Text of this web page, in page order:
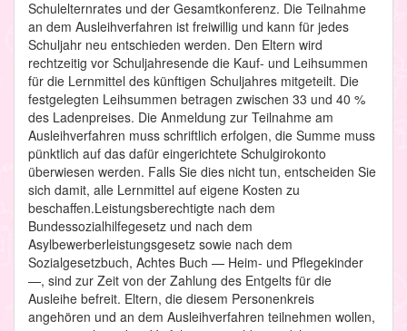
Schulelternrates und der Gesamtkonferenz. Die Teilnahme
an dem Ausleihverfahren ist freiwillig und kann für jedes
Schuljahr neu entschieden werden. Den Eltern wird
rechtzeitig vor Schuljahresende die Kauf- und Leihsummen
für die Lernmittel des künftigen Schuljahres mitgeteilt. Die
festgelegten Leihsummen betragen zwischen 33 und 40 %
des Ladenpreises. Die Anmeldung zur Teilnahme am
Ausleihverfahren muss schriftlich erfolgen, die Summe muss
pünktlich auf das dafür eingerichtete Schulgirokonto
überwiesen werden. Falls Sie dies nicht tun, entscheiden Sie
sich damit, alle Lernmittel auf eigene Kosten zu
beschaffen.Leistungsberechtigte nach dem
Bundessozialhilfegesetz und nach dem
Asylbewerberleistungsgesetz sowie nach dem
Sozialgesetzbuch, Achtes Buch — Heim- und Pflegekinder
—, sind zur Zeit von der Zahlung des Entgelts für die
Ausleihe befreit. Eltern, die diesem Personenkreis
angehören und an dem Ausleihverfahren teilnehmen wollen,